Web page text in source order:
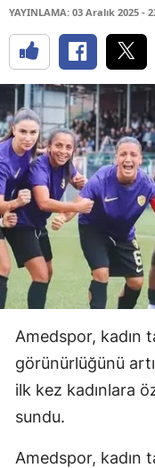
YAYINLAMA: 03 Aralık 2025 -
Amedspor, kadın
görünürlüğünü
ilk kez kadınlara
sundu.
Amedspor, kadın